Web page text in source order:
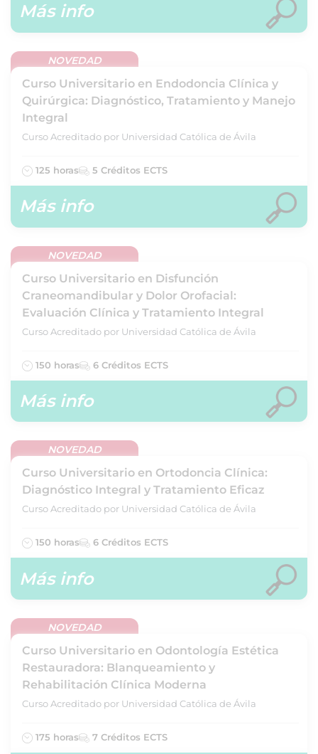
Más info
NOVEDAD
Curso Universitario en Endodoncia Clínica y
Quirúrgica: Diagnóstico, Tratamiento y Manejo
Integral
Curso Acreditado por Universidad Católica de Ávila
125 horas 5 Créditos ECTS
Más info
NOVEDAD
Curso Universitario en Disfunción
Craneomandibular y Dolor Orofacial:
Evaluación Clínica y Tratamiento Integral
Curso Acreditado por Universidad Católica de Ávila
150 horas 6 Créditos ECTS
Más info
NOVEDAD
Curso Universitario en Ortodoncia Clínica:
Diagnóstico Integral y Tratamiento Eficaz
Curso Acreditado por Universidad Católica de Ávila
150 horas 6 Créditos ECTS
Más info
NOVEDAD
Curso Universitario en Odontología Estética
Restauradora: Blanqueamiento y
Rehabilitación Clínica Moderna
Curso Acreditado por Universidad Católica de Ávila
175 horas 7 Créditos ECTS